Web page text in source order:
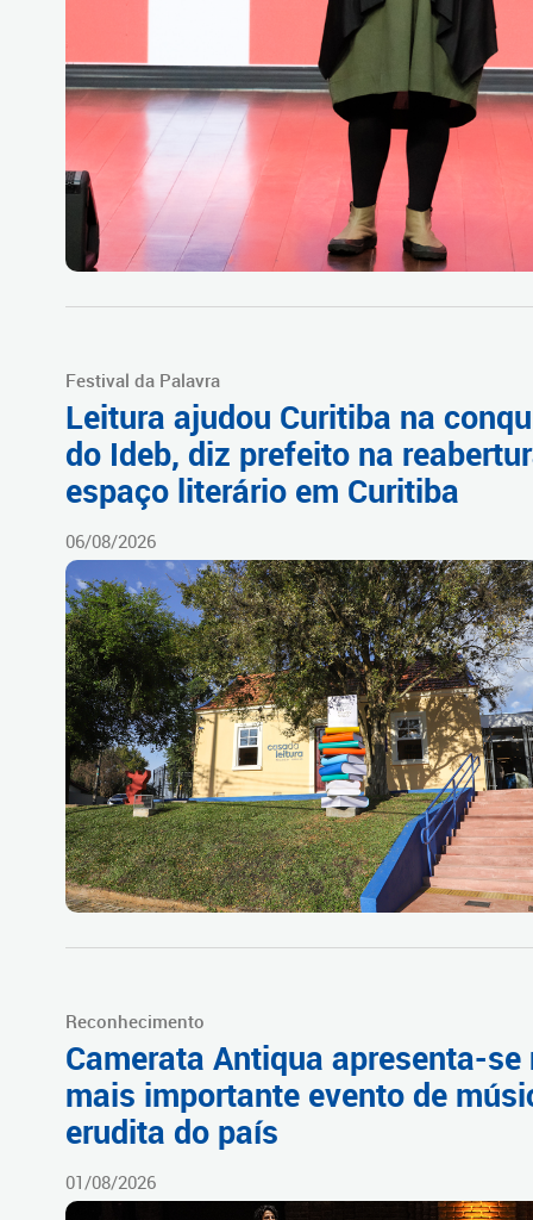
Festival da Palavra
Leitura ajudou Curitiba na
do Ideb, diz prefeito na
espaço literário em Curitiba
06/08/2026
Reconhecimento
Camerata Antiqua apresenta-se
mais importante evento de
erudita do país
01/08/2026